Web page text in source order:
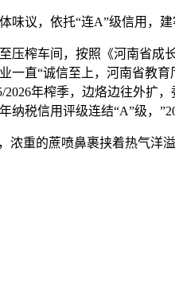
，依托“连A”级信用，建
榨车间，按照《河南省成
一直“诚信至上，河南省教
年榨季，边烙边往外
税信用评级连结“A”级，
的蔗喷鼻裹挟着热气洋